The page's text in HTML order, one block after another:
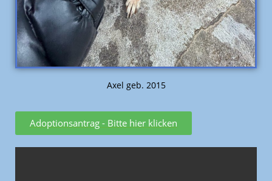
Axel geb. 2015
Adoptionsantrag - Bitte hier klicken